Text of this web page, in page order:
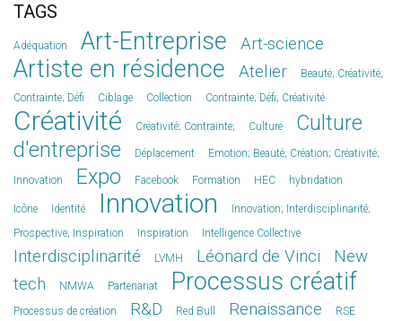
TAGS
Adéquation Art-Entreprise Art-science
Artiste en résidence Atelier
Beauté; Créativité;
Contrainte; Défi
Ciblage Collection Contrainte; Défi; Créativité
Créativité Créativité; Contrainte; Culture
Culture
d'entreprise
Déplacement Emotion; Beauté; Création; Créativité;
Innovation Expo Facebook Formation HEC hybridation
Icône Identité Innovation
Innovation; Interdisciplinarité;
Prospective; Inspiration
Inspiration Intelligence Collective
Interdisciplinarité LVMH Léonard de Vinci
New
tech
NMWA Partenariat Processus créatif
Processus de création R&D Red Bull Renaissance
RSE